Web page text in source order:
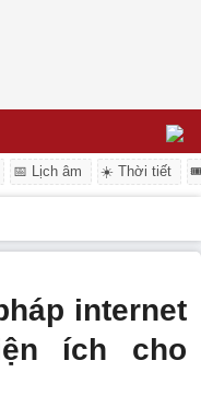
📅 Lịch âm ☀️ Thời tiết
internet
ích cho